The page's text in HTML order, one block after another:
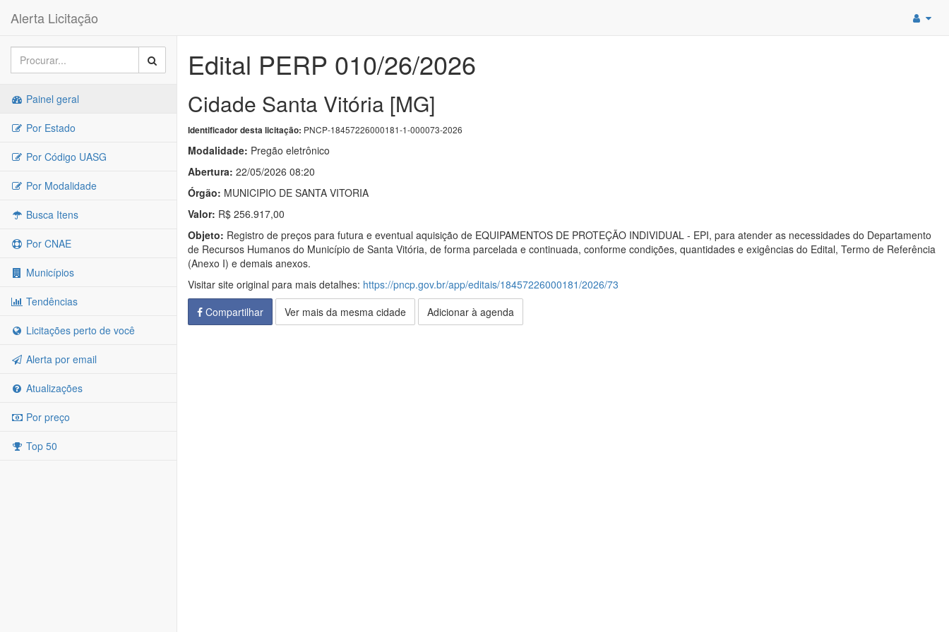
Alerta Licitação
Painel geral
Por Estado
Por Código UASG
Por Modalidade
Busca Itens
Por CNAE
Municípios
Tendências
Licitações perto de você
Alerta por email
Atualizações
Por preço
Top 50
Edital PERP 010/26/2026
Cidade Santa Vitória [MG]
Identificador desta licitação: PNCP-18457226000181-1-000073-2026
Modalidade: Pregão eletrônico
Abertura: 22/05/2026 08:20
Órgão: MUNICIPIO DE SANTA VITORIA
Valor: R$ 256.917,00
Objeto: Registro de preços para futura e eventual aquisição de EQUIPAMENTOS DE PROTEÇÃO INDIVIDUAL - EPI, para atender as necessidades do Departamento
de Recursos Humanos do Município de Santa Vitória, de forma parcelada e continuada, conforme condições, quantidades e exigências do Edital, Termo de Referência
(Anexo I) e demais anexos.
Visitar site original para mais detalhes: https://pncp.gov.br/app/editais/18457226000181/2026/73
Compartilhar
Ver mais da mesma cidade Adicionar à agenda